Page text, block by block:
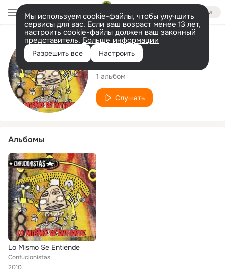
Войти
Мы используем cookie-файлы, чтобы улучшить
сервисы для вас. Если ваш возраст менее 13 лет,
настроить cookie-файлы должен ваш законный
представитель. Больше информации
Разрешить все Настроить
Исполнитель
Confucionistas
1 альбом
Слушать
Альбомы
Lo Mismo Se Entiende
Confucionistas
2010